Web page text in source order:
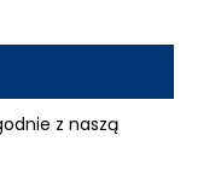
z naszą